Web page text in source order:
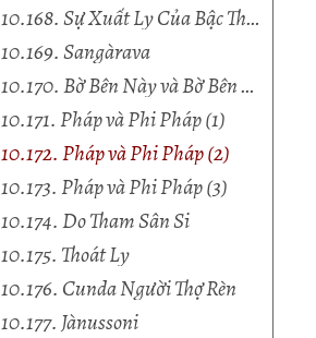
10.168. Sự Xuất Ly Của Bậc Thánh (2)
10.169. Sangàrava
10.170. Bờ Bên Này và Bờ Bên Kia
10.171. Pháp và Phi Pháp (1)
10.172. Pháp và Phi Pháp (2)
10.173. Pháp và Phi Pháp (3)
10.174. Do Tham Sân Si
10.175. Thoát Ly
10.176. Cunda Người Thợ Rèn
10.177. Jànussoni